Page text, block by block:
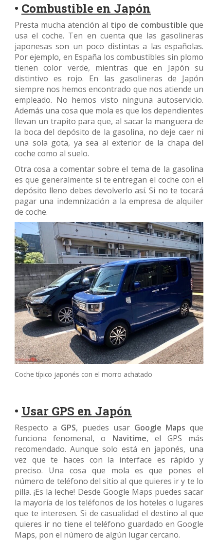
• Combustible en Japón
Presta mucha atención al tipo de combustible que
usa el coche. Ten en cuenta que las gasolineras
japonesas son un poco distintas a las españolas.
Por ejemplo, en España los combustibles sin plomo
tienen color verde, mientras que en Japón su
distintivo es rojo. En las gasolineras de Japón
siempre nos hemos encontrado que nos atiende un
empleado. No hemos visto ninguna autoservicio.
Además una cosa que mola es que los dependientes
llevan un trapito para que, al sacar la manguera de
la boca del depósito de la gasolina, no deje caer ni
una sola gota, ya sea al exterior de la chapa del
coche como al suelo.
Otra cosa a comentar sobre el tema de la gasolina
es que generalmente si te entregan el coche con el
depósito lleno debes devolverlo así. Si no te tocará
pagar una indemnización a la empresa de alquiler
de coche.
Coche típico japonés con el morro achatado
• Usar GPS en Japón
Respecto a GPS, puedes usar Google Maps que
funciona fenomenal, o Navitime, el GPS más
recomendado. Aunque solo está en japonés, una
vez que te haces con la interface es rápido y
preciso. Una cosa que mola es que pones el
número de teléfono del sitio al que quieres ir y te lo
pilla. ¡Es la leche! Desde Google Maps puedes sacar
la mayoría de los teléfonos de los hoteles o lugares
que te interesen. Si de casualidad el destino al que
quieres ir no tiene el teléfono guardado en Google
Maps, pon el número de algún lugar cercano.